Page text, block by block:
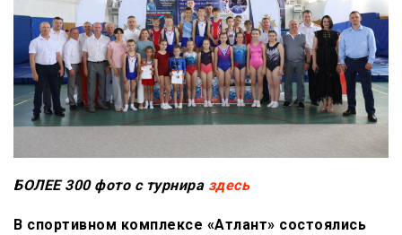
БОЛЕЕ 300 фото с турнира здесь
В спортивном комплексе «Атлант» состоялись